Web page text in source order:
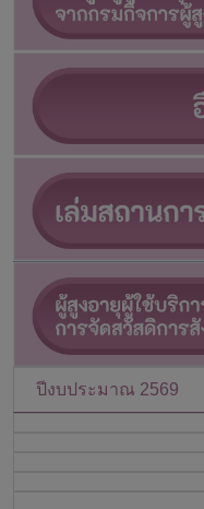
ปีงบประมาณ 2569